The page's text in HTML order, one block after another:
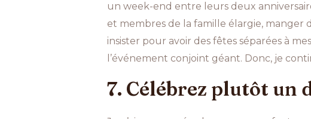
un week-end entre leurs deux
et membres de la famille élargie, manger
insister pour avoir des fêtes séparées à
l’événement conjoint géant. Donc, je
7. Célébrez plutôt un